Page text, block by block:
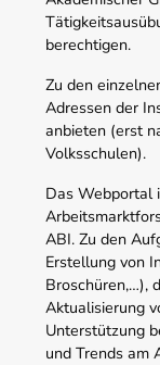
berechtigen.
Zu den
Adressen der
anbieten (erst
Volksschulen).
Das Webportal
ABI. Zu den
Erstellung von
Broschüren,…),
Aktualisierung
Unterstützung
und Trends am